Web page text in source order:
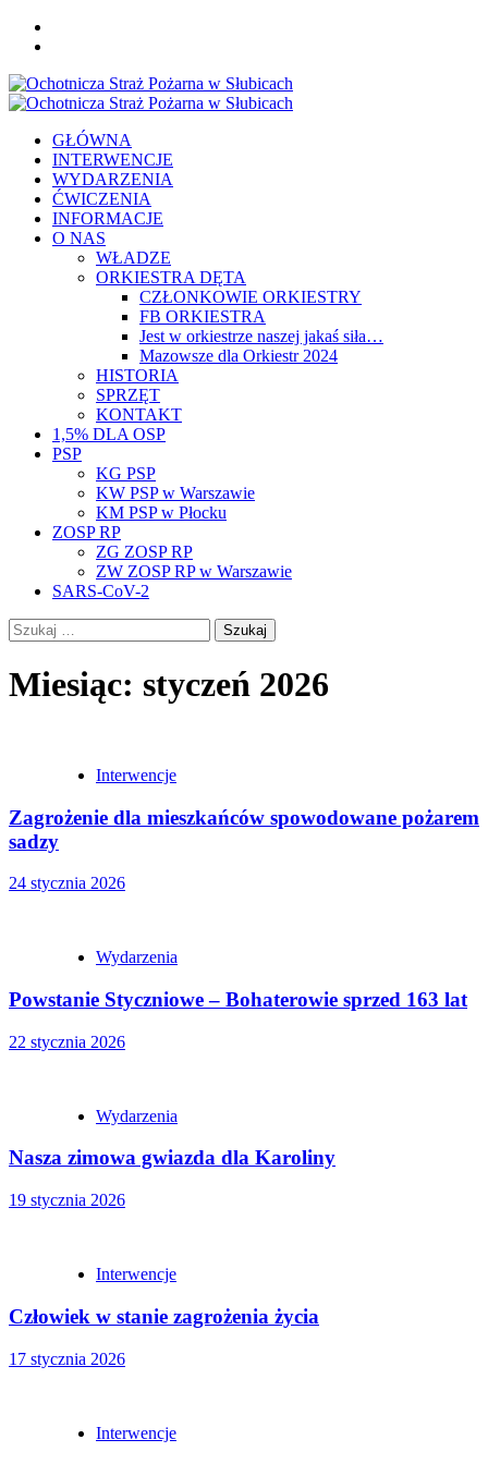
Skip
Primary
GŁÓWNA
INTERWENCJE
WYDARZENIA
ĆWICZENIA
INFORMACJE
O NAS
WŁADZE
ORKIESTRA DĘTA
CZŁONKOWIE ORKIESTRY
FB ORKIESTRA
Jest w orkiestrze naszej jakaś siła…
Mazowsze dla Orkiestr 2024
HISTORIA
SPRZĘT
KONTAKT
1,5% DLA OSP
PSP
KG PSP
KW PSP w Warszawie
KM PSP w Płocku
ZOSP RP
ZG ZOSP RP
ZW ZOSP RP w Warszawie
SARS-CoV-2
Szukaj:
Miesiąc: styczeń 2026
Interwencje
Zagrożenie dla mieszkańców spowodowane pożarem
sadzy
24 stycznia 2026
Wydarzenia
Powstanie Styczniowe – Bohaterowie sprzed 163 lat
22 stycznia 2026
Wydarzenia
Nasza zimowa gwiazda dla Karoliny
19 stycznia 2026
Interwencje
Człowiek w stanie zagrożenia życia
17 stycznia 2026
Interwencje